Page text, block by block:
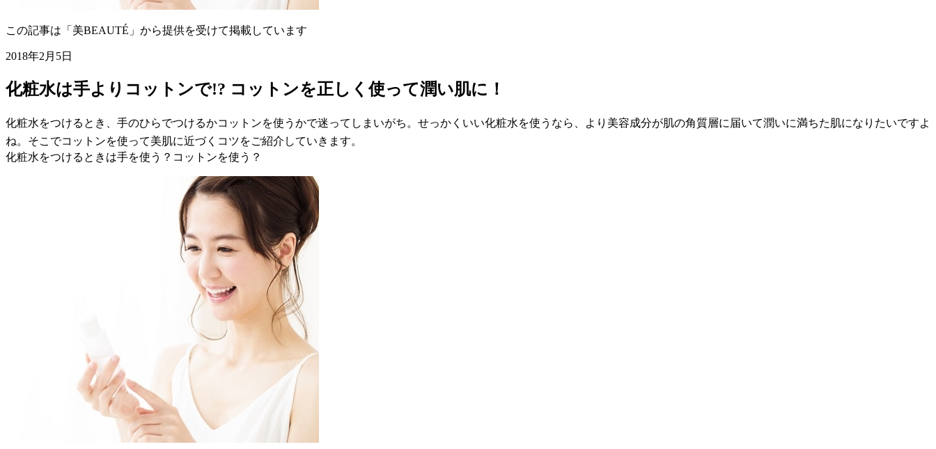
この記事は「美BEAUTÉ」から提供を受けて掲載しています
2018年2月5日
化粧水は手よりコットンで!? コットンを正しく使って潤い肌に！
化粧水をつけるとき、手のひらでつけるかコットンを使うかで迷ってしまいがち。せっかくいい化粧水を使うなら、より美容成分が肌の角質層に届いて潤いに満ちた肌になりたいですよ
ね。そこでコットンを使って美肌に近づくコツをご紹介していきます。
化粧水をつけるときは手を使う？コットンを使う？